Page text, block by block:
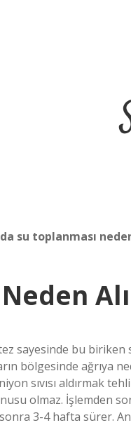
su toplanması
sayesinde bu
bölgesinde ağrıya
sıvısı aldırmak
olmaz. İşlemden
3-4 hafta sürer.